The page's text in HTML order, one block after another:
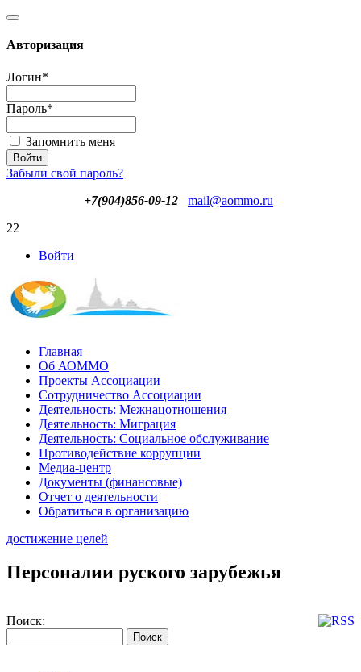
Авторизация
Логин*
Пароль*
Запомнить меня
Забыли свой пароль?
+7(904)856-09-12
mail@aommo.ru
22
Войти
Главная
Об АОММО
Проекты Ассоциации
Сотрудничество Ассоциации
Деятельность: Межнацотношения
Деятельность: Миграция
Деятельность: Социальное обслуживание
Противодействие коррупции
Медиа-центр
Документы (финансовые)
Отчет о деятельности
Обратиться в организацию
достижение целей
Персоналии руского зарубежья
Поиск: